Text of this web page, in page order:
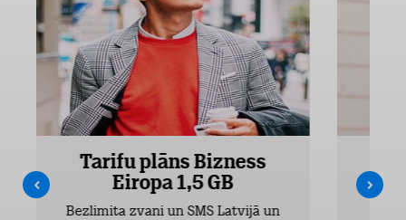
Tarifu plāns Bizness
Eiropa 1,5 GB
Bezlimita zvani un SMS Latvijā un